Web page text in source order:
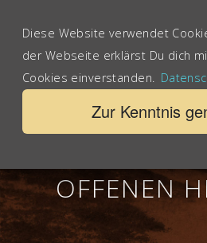
Peter Wegner
OFFENEN
Diese Website verwendet
der Webseite erklärst Du dich
Cookies einverstanden.
Zur Kenntnis